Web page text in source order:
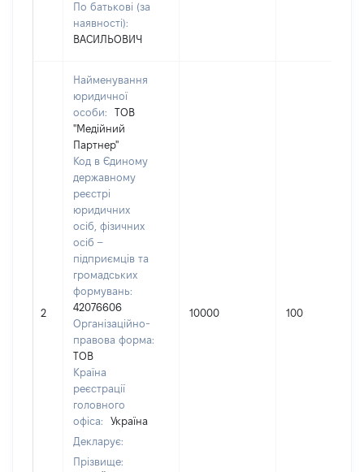
По батькові (за
наявності):
ВАСИЛЬОВИЧ
2
Найменування
юридичної
особи:
ТОВ
"Медійний
Партнер"
Код в Єдиному
державному
реєстрі
юридичних
осіб, фізичних
осіб –
підприємців та
громадських
формувань:
42076606
Організаційно-
правова форма:
ТОВ
Країна
реєстрації
головного
офіса:
Україна
Декларує:
Прізвище:
10000 100